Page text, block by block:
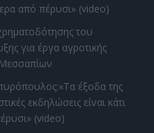
από πέρυσι» (video)
του
για έργα αγροτικής
έξοδα της
εκδηλώσεις είναι κάτι
(video)